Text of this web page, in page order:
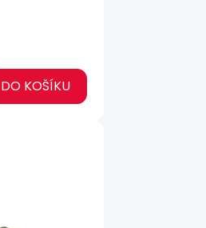
DO KOŠÍKU